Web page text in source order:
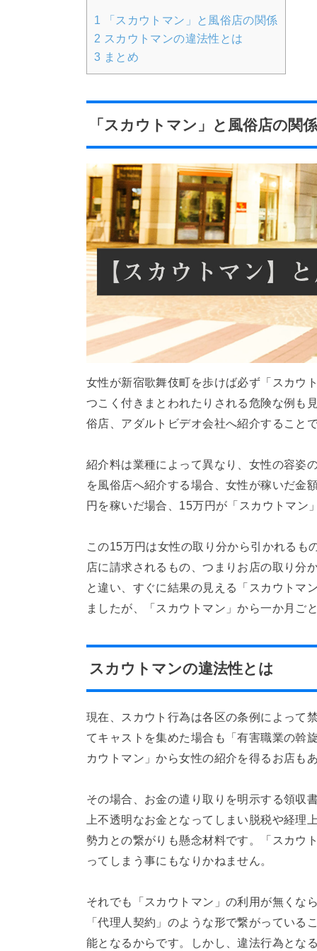
1 「スカウトマン」と風俗店の関係
2 スカウトマンの違法性とは
3 まとめ
「スカウトマン」と風俗店の関
女性が新宿歌舞伎町を歩けば必ず「スカウ
つこく付きまとわれたりされる危険な例も
俗店、アダルトビデオ会社へ紹介すること
紹介料は業種によって異なり、女性の容姿
を風俗店へ紹介する場合、女性が稼いだ金
円を稼いだ場合、15万円が「スカウトマン
この15万円は女性の取り分から引かれるも
店に請求されるもの、つまりお店の取り分
と違い、すぐに結果の見える「スカウトマ
ましたが、「スカウトマン」から一か月ご
スカウトマンの違法性とは
現在、スカウト行為は各区の条例によって
てキャストを集めた場合も「有害職業の斡
カウトマン」から女性の紹介を得るお店も
その場合、お金の遣り取りを明示する領収
上不透明なお金となってしまい脱税や経
勢力との繋がりも懸念材料です。「スカウ
ってしまう事にもなりかねません。
それでも「スカウトマン」の利用が無くな
「代理人契約」のような形で繋がってい
能となるからです。しかし、違法行為とな